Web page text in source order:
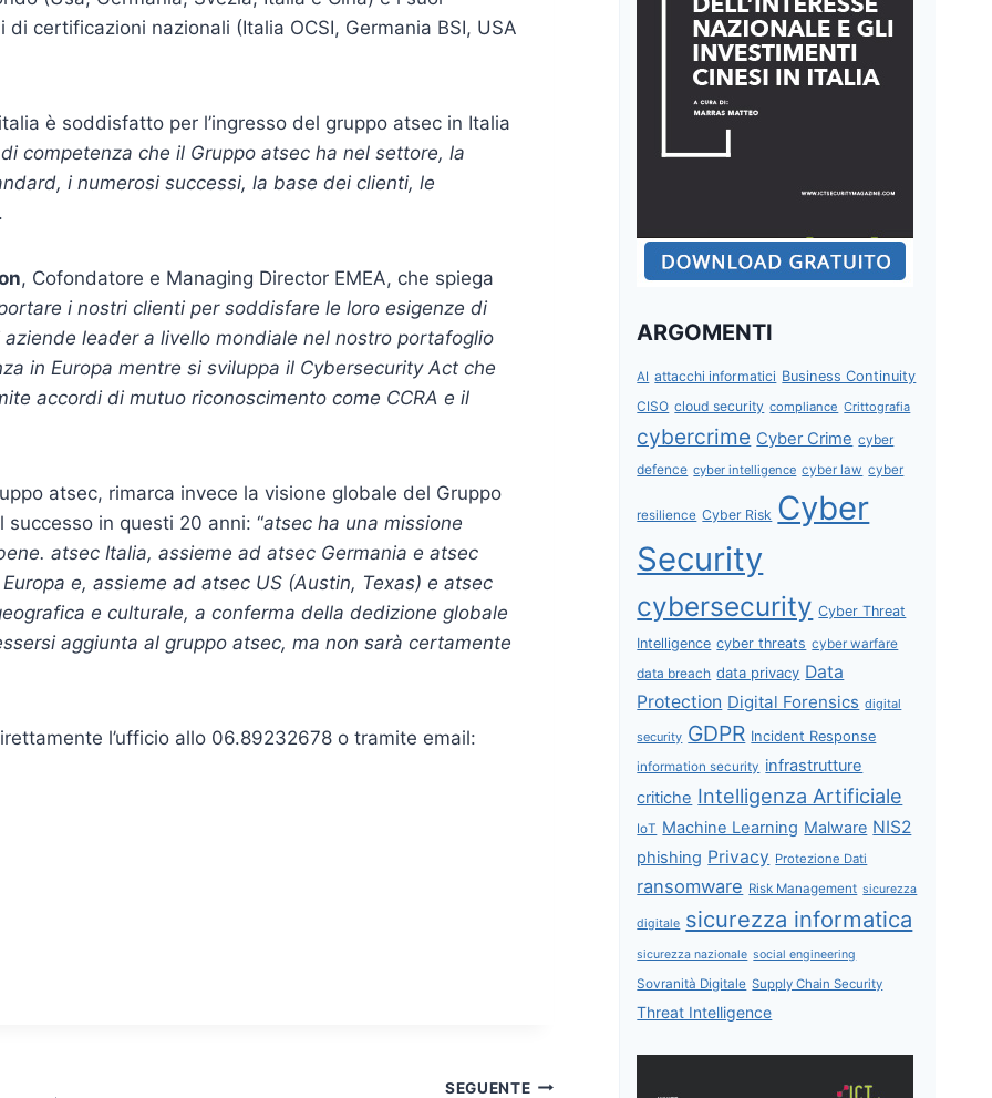
certificazioni nazionali (Italia OCSI, Germania BSI, USA
è soddisfatto per l’ingresso del gruppo atsec in Italia
competenza che il Gruppo atsec ha nel settore, la
i numerosi successi, la base dei clienti, le
, Cofondatore e Managing Director EMEA, che spiega
i nostri clienti per soddisfare le loro esigenze di
leader a livello mondiale nel nostro portafoglio
in Europa mentre si sviluppa il Cybersecurity Act che
accordi di mutuo riconoscimento come CCRA e il
atsec, rimarca invece la visione globale del Gruppo
in questi 20 anni: “atsec ha una missione
atsec Italia, assieme ad atsec Germania e atsec
e, assieme ad atsec US (Austin, Texas) e atsec
e culturale, a conferma della dedizione globale
aggiunta al gruppo atsec, ma non sarà certamente
l’ufficio allo 06.89232678 o tramite email:
SEGUENTE
ARGOMENTI
AI attacchi informatici Business Continuity
CISO cloud security compliance Crittografia
cybercrime Cyber Crime cyber
defence cyber intelligence cyber law cyber
resilience Cyber Risk Cyber
Security
cybersecurity Cyber Threat
Intelligence cyber threats cyber warfare
data breach data privacy Data
Protection Digital Forensics digital
security GDPR Incident Response
information security infrastrutture
critiche Intelligenza Artificiale
IoT Machine Learning Malware NIS2
phishing Privacy Protezione Dati
ransomware Risk Management sicurezza
digitale sicurezza informatica
sicurezza nazionale social engineering
Sovranità Digitale Supply Chain Security
Threat Intelligence